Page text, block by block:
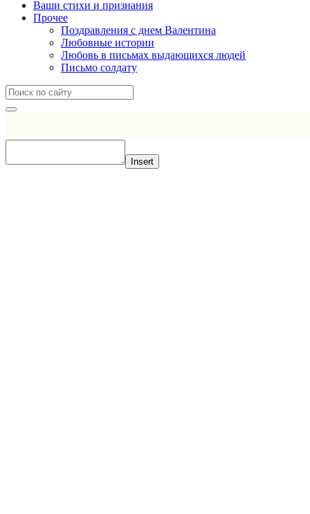
Ваши стихи и признания
Прочее
Поздравления с днем Валентина
Любовные истории
Любовь в письмах выдающихся людей
Письмо солдату
Insert